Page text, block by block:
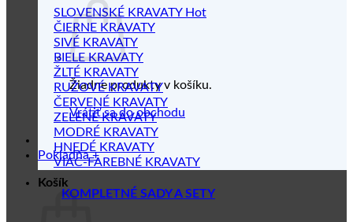
Žiadne produkty v košíku.
Vrátiť sa do obchodu
Pokladňa +
Košík
SLOVENSKÉ KRAVATY
ČIERNE KRAVATY
SIVÉ KRAVATY
BIELE KRAVATY
ŽLTÉ KRAVATY
RUŽOVÉ KRAVATY
ČERVENÉ KRAVATY
ZELENÉ KRAVATY
MODRÉ KRAVATY
HNEDÉ KRAVATY
VIAC-FAREBNÉ KRAVATY
KOMPLETNÉ SADY A SETY